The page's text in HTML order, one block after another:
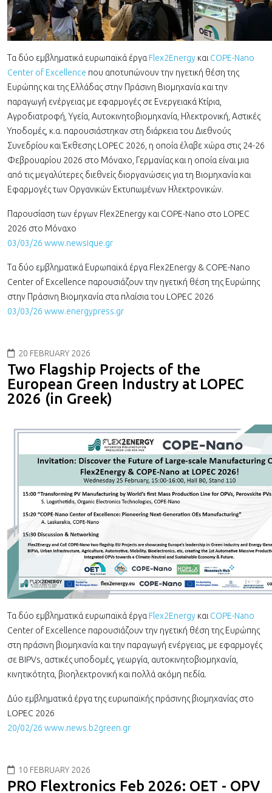
Τα δύο εμβληματικά ευρωπαϊκά έργα Flex2Energy και COPE-Nano
Center of Excellence που αποτυπώνουν την ηγετική θέση της
Ευρώπης και της Ελλάδας στην Πράσινη Βιομηχανία και την
παραγωγή ενέργειας με εφαρμογές σε Ενεργειακά Κτίρια,
Αγροδιατροφή, Υγεία, Αυτοκινητοβιομηχανία, Ηλεκτρονική, Αστικές
Υποδομές, κ.α. παρουσιάστηκαν στη διάρκεια του Διεθνούς
Συνεδρίου και Έκθεσης LOPEC 2026, η οποία έλαβε χώρα στις 24-26
Φεβρουαρίου 2026 στο Μόναχο, Γερμανίας και η οποία είναι μια
από τις μεγαλύτερες διεθνείς διοργανώσεις για τη Βιομηχανία και
Εφαρμογές των Οργανικών Εκτυπωμένων Ηλεκτρονικών.
Παρουσίαση των έργων Flex2Energy και COPE-Nano στο LOPEC
2026 στο Μόναχο
03/03/26 www.newsique.gr
Τα δύο εμβληματικά Ευρωπαϊκά έργα Flex2Energy & COPE-Nano
Center of Excellence παρουσιάζουν την ηγετική θέση της Ευρώπης
στην Πράσινη Βιομηχανία στα πλαίσια του LOPEC 2026
03/03/26 www.energypress.gr
20 FEBRUARY 2026
Two Flagship Projects of the
European Green Industry at LOPEC
2026 (in Greek)
Τα δύο εμβληματικά ευρωπαϊκά έργα Flex2Energy και COPE-Nano
Center of Excellence παρουσιάζουν την ηγετική θέση της Ευρώπης
στη πράσινη βιομηχανία και την παραγωγή ενέργειας, με εφαρμογές
σε BIPVs, αστικές υποδομές, γεωργία, αυτοκινητοβιομηχανία,
κινητικότητα, βιοηλεκτρονική και πολλά ακόμη πεδία.
Δύο εμβληματικά έργα της ευρωπαϊκής πράσινης βιομηχανίας στο
LOPEC 2026
20/02/26 www.news.b2green.gr
10 FEBRUARY 2026
PRO Flextronics Feb 2026: OET - OPV